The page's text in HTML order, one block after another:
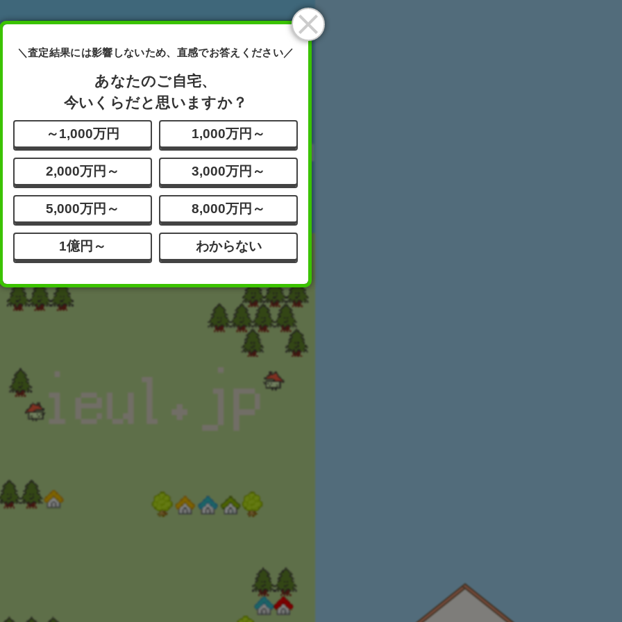
どれですか？
ボタンを押してください
一戸建て
分譲
その他
＼査定結果には影響しないため、直感でお答えください／
あなたのご自宅、
今いくらだと思いますか？
～1,000万円 1,000万円～
2,000万円～ 3,000万円～
5,000万円～ 8,000万円～
1億円～ わからない